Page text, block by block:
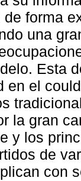
forma
una
Esta
en el
la gran
y los
de
con